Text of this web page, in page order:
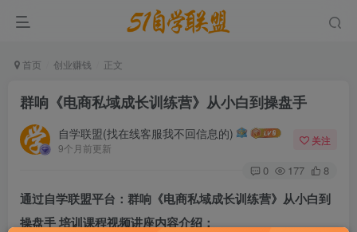
首页 创业赚钱 正文
群响《电商私域成长训练营》从小白到操盘手
自学联盟(找在线客服我不回信息的)
9个月前更新
关注
0 177 8
通过自学联盟平台：群响《电商私域成长训练营》从小白到
操盘手 培训课程视频讲座内容介绍：